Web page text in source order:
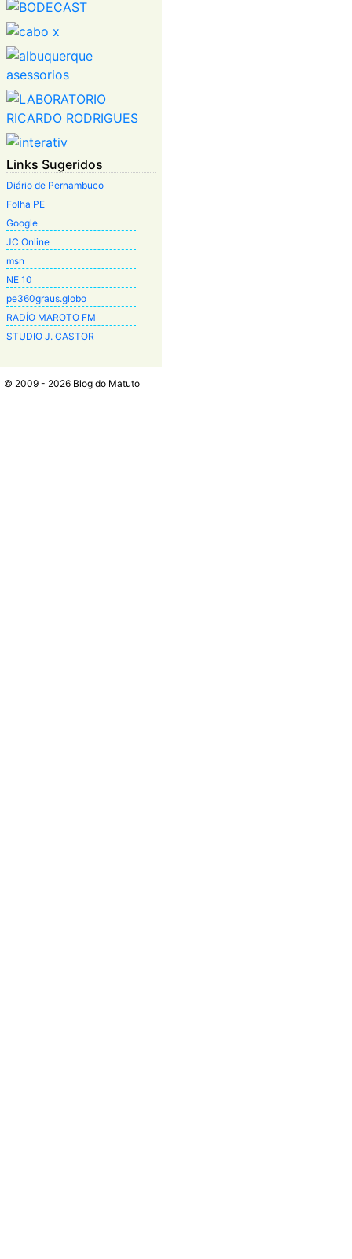
Links Sugeridos
Diário de Pernambuco
Folha PE
Google
JC Online
msn
NE 10
pe360graus.globo
RADÍO MAROTO FM
STUDIO J. CASTOR
© 2009 - 2026 Blog do Matuto